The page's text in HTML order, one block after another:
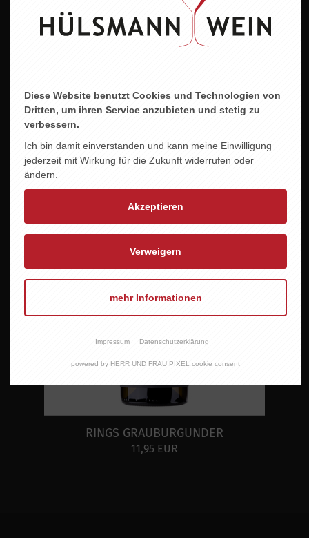
RINGS GRAUBURGUNDER
11,95 EUR
Diese Website benutzt Cookies und Technologien von
Dritten, um ihren Service anzubieten und stetig zu
verbessern.
Ich bin damit einverstanden und kann meine Einwilligung
jederzeit mit Wirkung für die Zukunft widerrufen oder
ändern.
Akzeptieren
Verweigern
mehr Informationen
Impressum Datenschutzerklärung
powered by HERR UND FRAU PIXEL cookie consent